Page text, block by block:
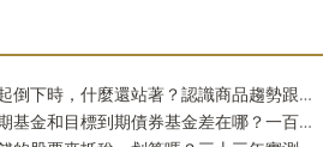
量化與技術分析 | 股債一起倒下時，什麼還站著？認識商品趨勢跟蹤這個防禦資產
價值投資與財報 | 目標日期基金和目標到期債券基金差在哪？一百五十四年實測：到期還你的是票面，不是購買力